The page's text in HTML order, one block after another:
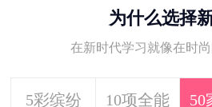
为什么选择
在新时代学习就像在时
5彩缤纷 10项全能 50